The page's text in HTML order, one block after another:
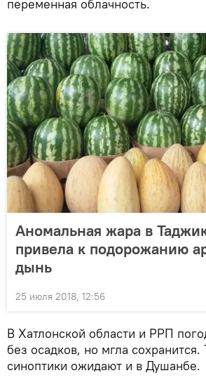
переменная облачность.
Аномальная жара в
привела к подорожанию
дынь
25 июля 2018, 12:56
В Хатлонской области и РРП
без осадков, но мгла
синоптики ожидают и в Душанбе.